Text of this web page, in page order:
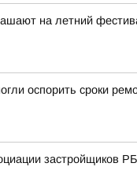
на летний
оспорить сроки
застройщиков